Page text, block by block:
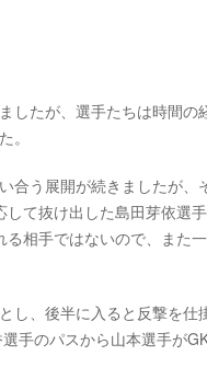
したが、選手たちは時間の
。
合う展開が続きましたが、
て抜け出した島田芽依選
相手ではないので、また
し、後半に入ると反撃を仕
手のパスから山本選手が